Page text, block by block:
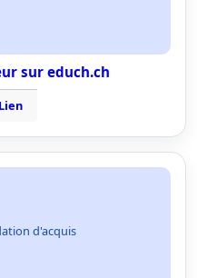
sur educh.ch
d'acquis